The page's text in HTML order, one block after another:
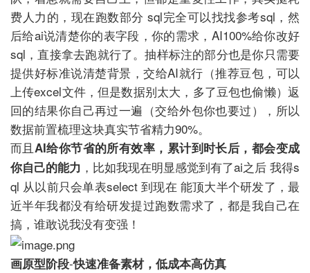
费人力的，现在跑数部分 sql完全可以找找参考sql，然
后给ai说清楚你的表字段，你的需求，AI100%给你改好
sql，直接拿去跑就行了。抽样标注的部分也是你只需要
提供好标准说清楚背景，交给AI就行（推荐豆包，可以
上传excel文件，但是数据别太大，多了豆包也偷懒）返
回的结果你自己再过一遍（交给外包你也要过），所以
数据前置梳理这块真实节省精力90%。
而且 AI给你节省的所有效率，累计到时长后，都会变成
你自己的能力 ，比如我现在明显感觉到有了ai之后 我得s
ql 从以前只会单表select 到现在 能顶大半个研发了，最
近半年我都没有给研发提过跑数需求了，都是我自己在
搞，谁敢说我没有变强！
画原型阶段-快速准备素材，低成本高仿真